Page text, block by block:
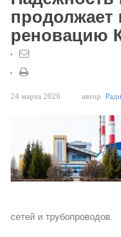
реновацию
24 марта 2026 автор
сетей и трубопроводов.